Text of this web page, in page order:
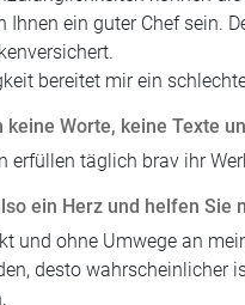
Ihnen ein guter Chef sein.
bereitet mir ein
keine Worte, keine Texte
erfüllen täglich brav ihr
ein Herz und helfen
und ohne Umwege an
desto wahrscheinlicher